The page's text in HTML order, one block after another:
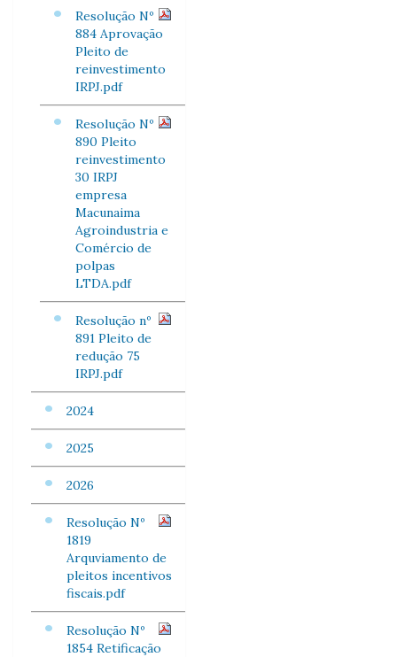
Resolução Nº
884 Aprovação
Pleito de
reinvestimento
IRPJ.pdf
Resolução Nº
890 Pleito
reinvestimento
30 IRPJ
empresa
Macunaima
Agroindustria e
Comércio de
polpas
LTDA.pdf
Resolução nº
891 Pleito de
redução 75
IRPJ.pdf
2024
2025
2026
Resolução Nº
1819
Arquviamento de
pleitos incentivos
fiscais.pdf
Resolução Nº
1854 Retificação